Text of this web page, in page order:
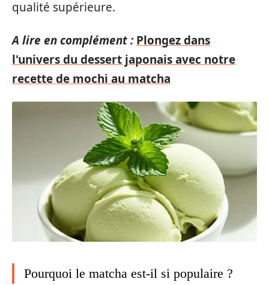
qualité supérieure.
A lire en complément : Plongez dans
l'univers du dessert japonais avec notre
recette de mochi au matcha
Pourquoi le matcha est-il si populaire ?